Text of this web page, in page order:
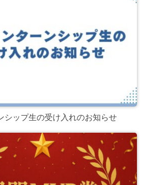
シップ生の受け入れのお知らせ